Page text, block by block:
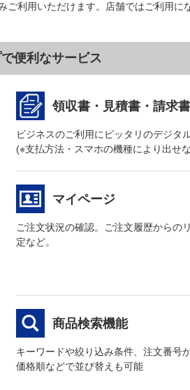
利用いただけます。店舗ではご利用に
便利なサービス
領収書・見積書・請求
ビジネスのご利用にピッタリのデジタ
(※支払方法・スマホの機種により出せ
マイページ
ご注文状況の確認。ご注文履歴からの
定など。
商品検索機能
キーワードや絞り込み条件、注文番号
価格順などで並び替えも可能